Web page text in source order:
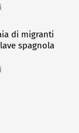
di migranti
spagnola